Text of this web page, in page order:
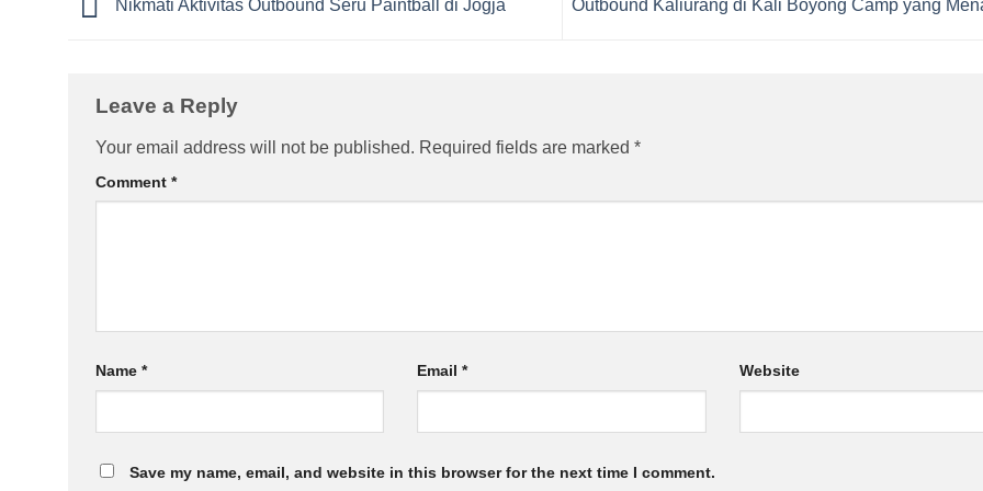
Nikmati Aktivitas Outbound Seru Paintball di Jogja Outbound Kaliurang di Kali Boyong Camp yang
Leave a Reply
Your email address will not be published. Required fields are marked *
Comment *
Name * Email* Website
Save my name, email, and website in this browser for the next time I comment.